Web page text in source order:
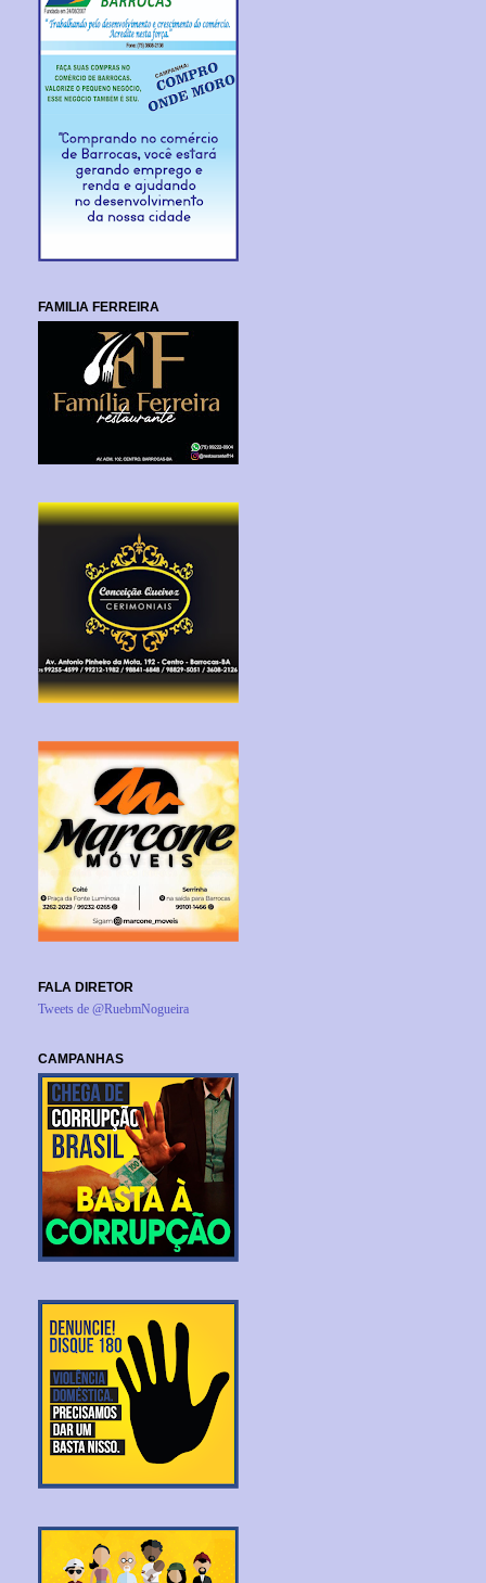
FAMILIA FERREIRA
FALA DIRETOR
Tweets de @RuebmNogueira
CAMPANHAS